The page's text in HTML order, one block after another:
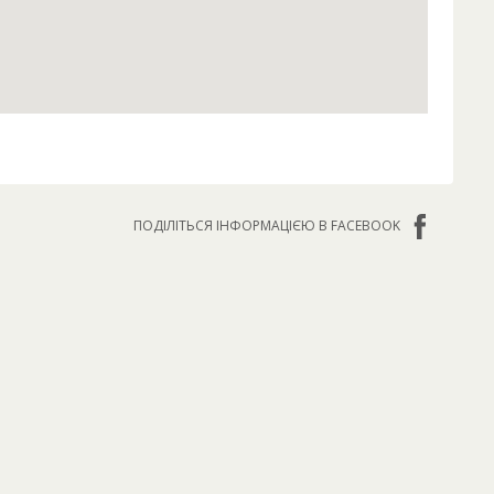
ПОДІЛІТЬСЯ ІНФОРМАЦІЄЮ В FACEBOOK